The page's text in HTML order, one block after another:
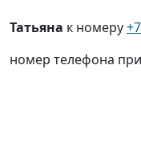
Татьяна к номеру
номер телефона